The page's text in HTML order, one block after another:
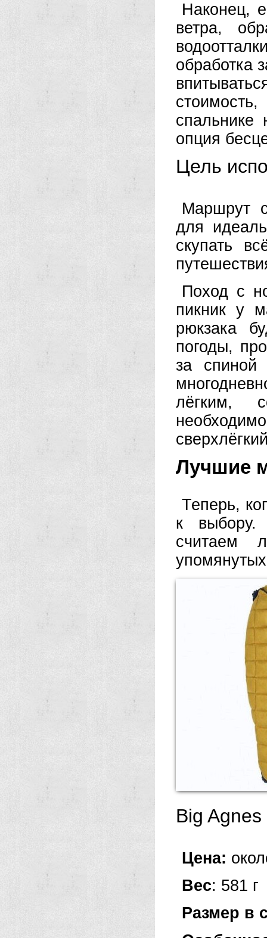
Наконец,
ветра,
обработка
спальнике
опция
Цель
Маршрут
для
скупать
Поход с
пикник у
рюкзака
погоды,
за спиной
лёгким,
Лучшие
Теперь,
к выбору.
считаем
Big
Цена:
Вес: 581 г
Размер в